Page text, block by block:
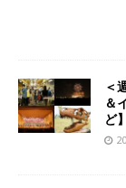
＜
＆
ど】